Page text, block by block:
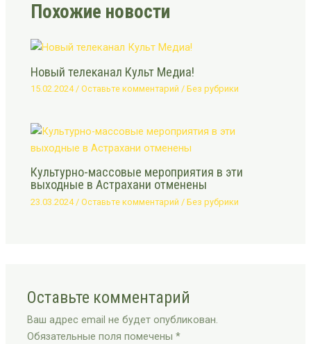
Похожие новости
Новый телеканал Культ Медиа!
15.02.2024/Оставьте комментарий /Без рубрики
Культурно-массовые мероприятия в эти
выходные в Астрахани отменены
23.03.2024 /Оставьте комментарий /Без рубрики
Оставьте комментарий
Ваш адрес email не будет опубликован.
Обязательные поля помечены*